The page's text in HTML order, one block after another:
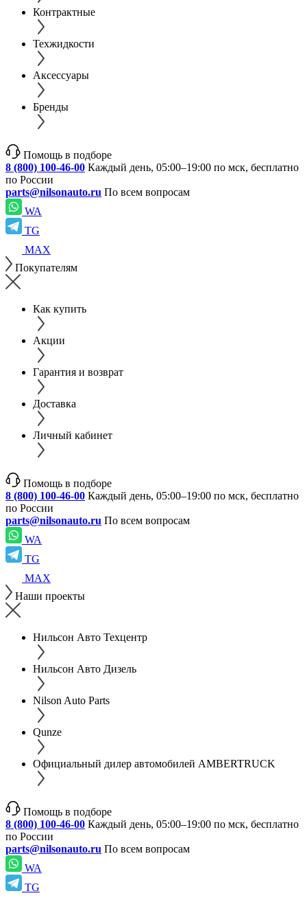
Контрактные
Техжидкости
Аксессуары
Бренды
Помощь в подборе
8 (800) 100-46-00 Каждый день, 05:00–19:00 по мск, бесплатно
по России
parts@nilsonauto.ru По всем вопросам
WA
TG
MAX
Покупателям
Как купить
Акции
Гарантия и возврат
Доставка
Личный кабинет
Помощь в подборе
8 (800) 100-46-00 Каждый день, 05:00–19:00 по мск, бесплатно
по России
parts@nilsonauto.ru По всем вопросам
WA
TG
MAX
Наши проекты
Нильсон Авто Техцентр
Нильсон Авто Дизель
Nilson Auto Parts
Qunze
Официальный дилер автомобилей AMBERTRUCK
Помощь в подборе
8 (800) 100-46-00 Каждый день, 05:00–19:00 по мск, бесплатно
по России
parts@nilsonauto.ru По всем вопросам
WA
TG